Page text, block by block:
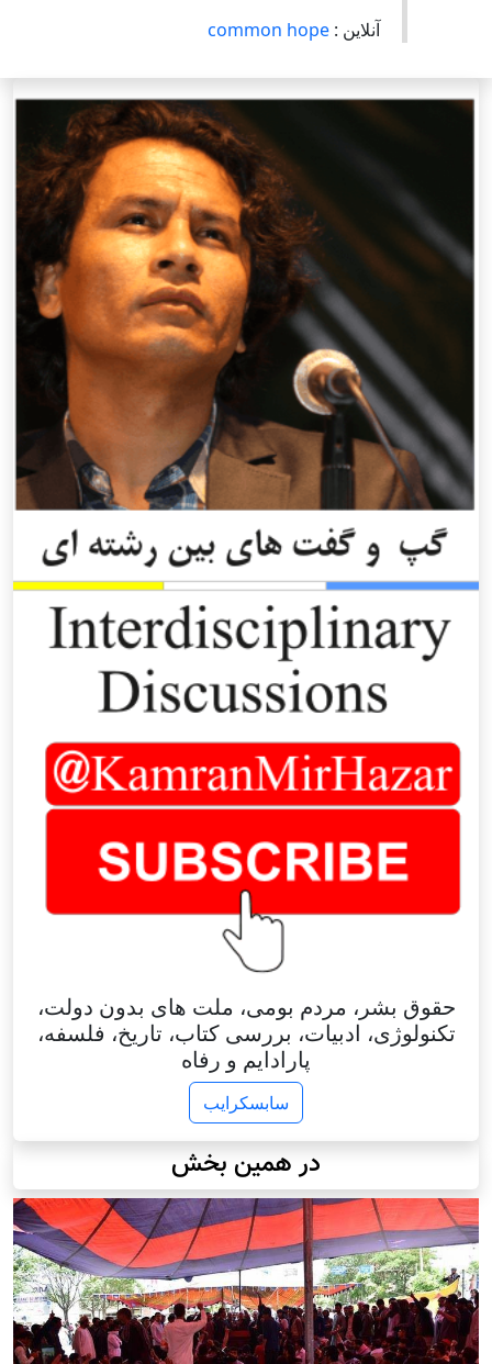
آنلاین : common hope
حقوق بشر، مردم بومی، ملت های بدون دولت،
تکنولوژی، ادبیات، بررسی کتاب، تاریخ، فلسفه،
پارادایم و رفاه
سابسکرایب
در همین بخش